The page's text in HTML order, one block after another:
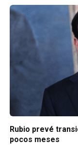
Rubio prevé
pocos meses